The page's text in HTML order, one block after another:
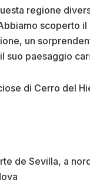
regione
scoperto
un
suo paesaggio
de Sevilla, a